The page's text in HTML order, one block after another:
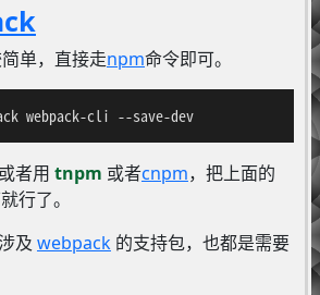
单，直接走npm命令即可。
webpack-cli --save-dev
者用 tnpm 或者cnpm，把上面的
行了。
及 webpack的支持包，也都是需要